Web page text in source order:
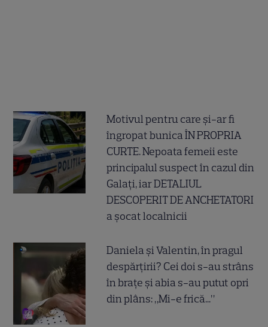
Motivul pentru care și-ar fi
îngropat bunica ÎN PROPRIA
CURTE. Nepoata femeii este
principalul suspect în cazul din
Galați, iar DETALIUL
DESCOPERIT DE ANCHETATORI
a șocat localnicii
Daniela și Valentin, în pragul
despărțirii? Cei doi s-au strâns
în brațe și abia s-au putut opri
din plâns: „Mi-e frică...”